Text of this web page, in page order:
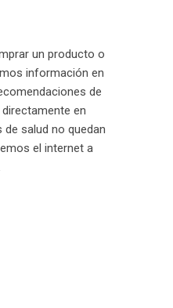
un producto o
información en
de
en
salud no quedan
el internet a